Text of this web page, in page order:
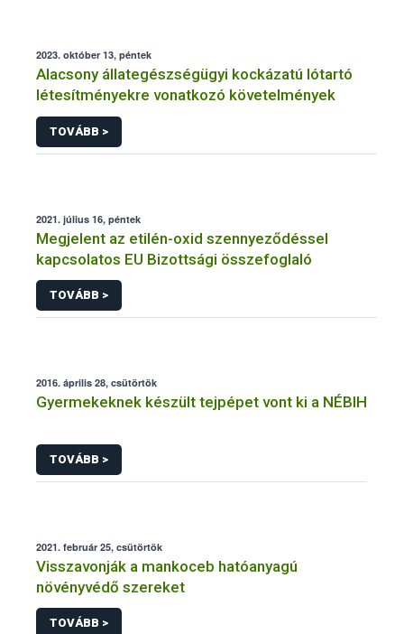
2023. október 13, péntek
Alacsony állategészségügyi kockázatú lótartó
létesítményekre vonatkozó követelmények
TOVÁBB >
2021. július 16, péntek
Megjelent az etilén-oxid szennyeződéssel
kapcsolatos EU Bizottsági összefoglaló
TOVÁBB >
2016. április 28, csütörtök
Gyermekeknek készült tejpépet vont ki a NÉBIH
TOVÁBB >
2021. február 25, csütörtök
Visszavonják a mankoceb hatóanyagú
növényvédő szereket
TOVÁBB >